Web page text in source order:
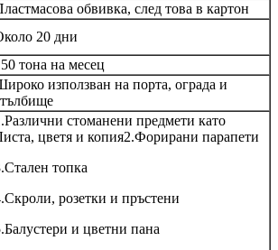
обвивка, след това в картон
20 дни
тона на месец
използван на порта, ограда и
стоманени предмети като
цветя и копия2.Форирани парапети
топка
розетки и пръстени
и цветни пана